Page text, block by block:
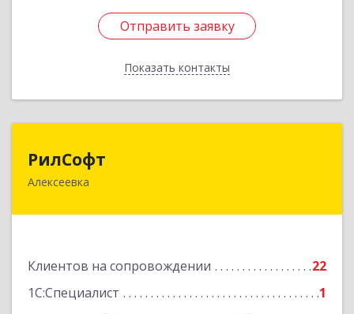
Отправить заявку
Показать контакты
Отправить заявку
Назад
РилСофт
Алексеевка
Клиентов на сопровождении
22
1С:Специалист
1
309850, Белгородская обл, Алексеевский р-н,